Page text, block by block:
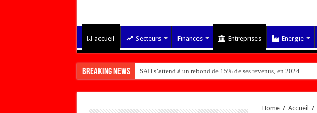
accueil Secteurs Finances Entreprises Energie
Breaking News SAH s’attend à un rebond de 15% de ses revenus, en 2024
Home / Accueil /